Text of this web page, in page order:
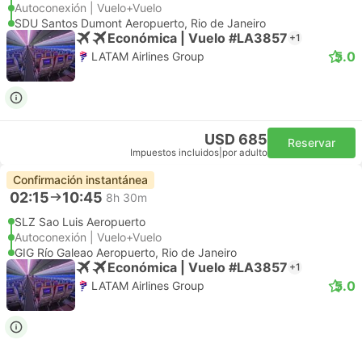
Autoconexión | Vuelo+Vuelo
SDU Santos Dumont Aeropuerto, Rio de Janeiro
Económica | Vuelo #LA3857 +1
LATAM Airlines Group 5.0
USD 685
Impuestos incluidos por adulto
Reservar
Confirmación instantánea
02:15 10:45 8h 30m
SLZ Sao Luis Aeropuerto
Autoconexión | Vuelo+Vuelo
GIG Río Galeao Aeropuerto, Rio de Janeiro
Económica | Vuelo #LA3857 +1
LATAM Airlines Group 5.0